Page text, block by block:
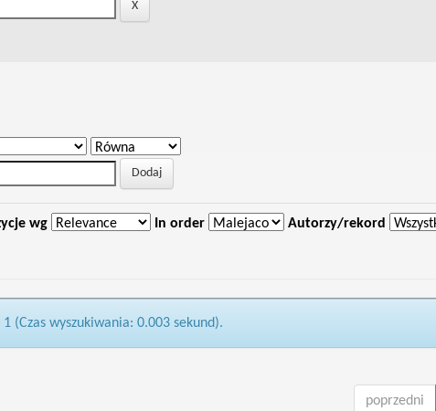
wg In order Autorzy/rekord
(Czas wyszukiwania: 0.003 sekund).
poprzedni